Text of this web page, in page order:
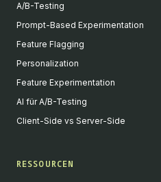
A/B-Testing
Prompt-Based Experimentation
Feature Flagging
Personalization
Feature Experimentation
AI für A/B-Testing
Client-Side vs Server-Side
RESSOURCEN